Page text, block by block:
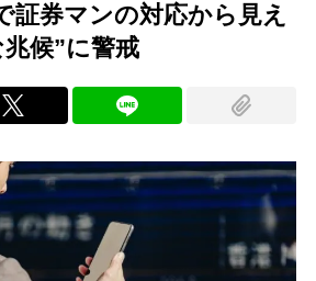
券マンの対応から見え
候”に警戒